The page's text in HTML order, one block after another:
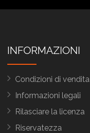
INFORMAZIONI
Condizioni di vendita
Informazioni legali
Rilasciare la licenza
Riservatezza